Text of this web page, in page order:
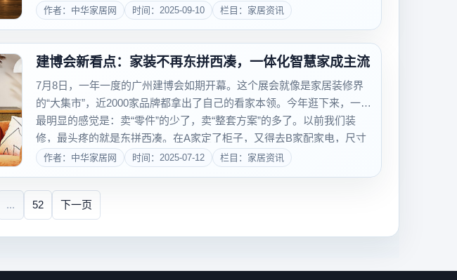
上，三翼鸟带来了全...
作者：中华家居网 时间：2025-09-10 栏目：家居资讯
建博会新看点：家装不再东拼西凑，一体化智慧家成主流
7月8日，一年一度的广州建博会如期开幕。这个展会就像是家居装修界
的“大集市”，近2000家品牌都拿出了自己的看家本领。今年逛下来，一个
最明显的感觉是：卖“零件”的少了，卖“整套方案”的多了。以前我们装
修，最头疼的就是东拼西凑。在A家定了柜子，又得去B家配家电，尺寸
和风格总难统一；买回...
作者：中华家居网 时间：2025-07-12 栏目：家居资讯
... 52 下一页